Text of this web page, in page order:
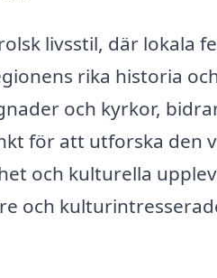
livsstil, där lokala
rika historia
och kyrkor,
för att utforska den
och kulturella
och